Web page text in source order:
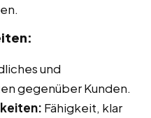
und
gegenüber Kunden.
Fähigkeit, klar